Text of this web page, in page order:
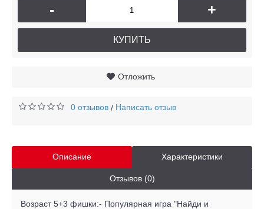
- +
КУПИТЬ
Отложить
0 отзывов / Написать отзыв
Описание Характеристики
Отзывов (0)
Возраст 5+3 фишки:- Популярная игра "Найди и